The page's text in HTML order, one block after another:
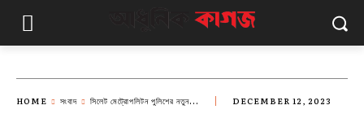
HOME সংবাদ সিলেট মেট্রোপলিটন পুলিশের নতুন... DECEMBER 12, 2023